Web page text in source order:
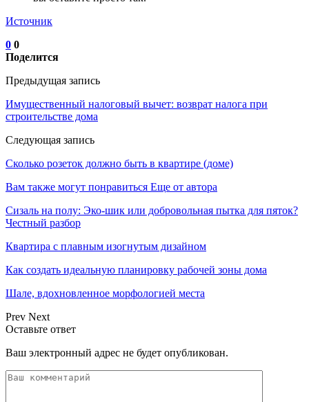
Источник
0 0
Поделится
Предыдущая запись
Имущественный налоговый вычет: возврат налога при
строительстве дома
Следующая запись
Сколько розеток должно быть в квартире (доме)
Вам также могут понравиться Еще от автора
Сизаль на полу: Эко-шик или добровольная пытка для пяток?
Честный разбор
Квартира с плавным изогнутым дизайном
Как создать идеальную планировку рабочей зоны дома
Шале, вдохновленное морфологией места
Prev Next
Оставьте ответ
Ваш электронный адрес не будет опубликован.